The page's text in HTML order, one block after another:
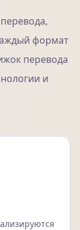
формат
перевода
и